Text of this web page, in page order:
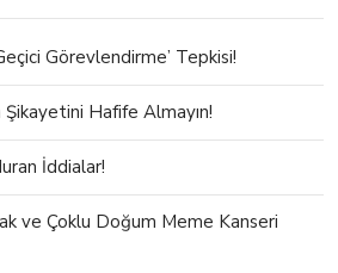
Görevlendirme’ Tepkisi!
Hafife Almayın!
İddialar!
ve Çoklu Doğum Meme Kanseri